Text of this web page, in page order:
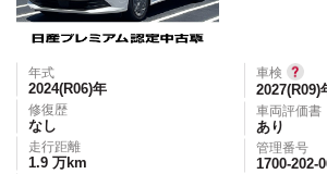
年式
2024(R06)年
修復歴
なし
走行距離
1.9 万km
車検
2027(R09)
車両評価書
あり
管理番号
1700-202-